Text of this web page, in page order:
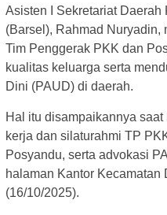
Asisten I Sekretariat
(Barsel), Rahmad Nuryadin,
Tim Penggerak PKK dan
kualitas keluarga serta
Dini (PAUD) di daerah.
Hal itu disampaikannya
kerja dan silaturahmi TP
Posyandu, serta advokasi
halaman Kantor Kecamatan
(16/10/2025).